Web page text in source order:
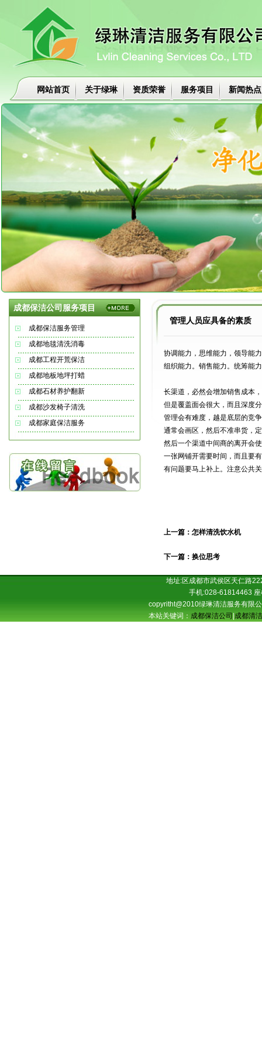
网站首页 关于绿琳 资质荣誉 服务项目 新闻热点
成都保洁公司服务项目
成都保洁服务管理
成都地毯清洗消毒
成都工程开荒保洁
成都地板地坪打蜡
成都石材养护翻新
成都沙发椅子清洗
成都家庭保洁服务
管理人员应具备的素质
协调能力，思维能力，领导能
组织能力。销售能力。统筹能
长渠道，必然会增加销售成本
但是覆盖面会很大，而且深度
管理会有难度，越是底层的竞
通常会画区，然后不准串货，
然后一个渠道中间商的离开会
一张网铺开需要时间，而且要
有问题要马上补上。注意公共
上一篇：怎样清洗饮水机
下一篇：换位思考
地址:区成都市武侯区天仁路
手机:028-61814463
copyritht@2010绿琳清洁服务有限
本站关键词： 成都保洁公司 |成都清